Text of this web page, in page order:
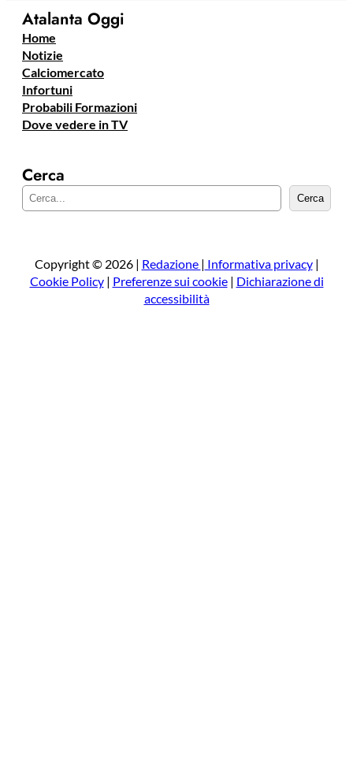
Atalanta Oggi
Home
Notizie
Calciomercato
Infortuni
Probabili Formazioni
Dove vedere in TV
Cerca
e
a
Cerca
Copyright © 2026 | Redazione | Informativa privacy|
Cookie Policy| Preferenze sui cookie| Dichiarazione di
accessibilità